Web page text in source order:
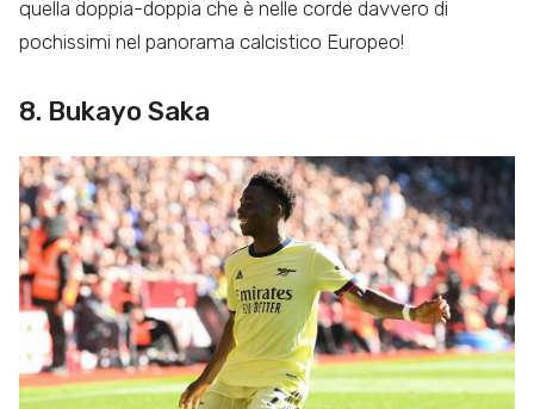
quella doppia-doppia che è nelle corde davvero di
pochissimi nel panorama calcistico Europeo!
8. Bukayo Saka